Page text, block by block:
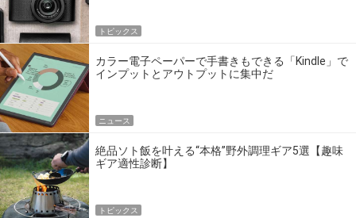
トピックス
カラー電子ペーパーで手書きもできる「Kindle」で
インプットとアウトプットに集中だ
ニュース
絶品ソト飯を叶える“本格”野外調理ギア5選【趣味
ギア適性診断】
トピックス